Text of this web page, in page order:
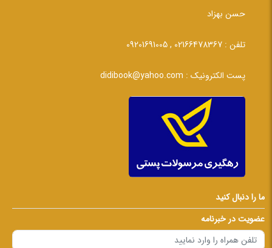
حسن بهزاد
تلفن : 02166478367 , 09201691005
پست الکترونیک : didibook@yahoo.com
ما را دنبال کنید
عضویت در خبرنامه